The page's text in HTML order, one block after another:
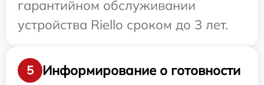
гарантийном обслуживании
устройства Riello сроком до 3 лет.
5
Информирование о готовности